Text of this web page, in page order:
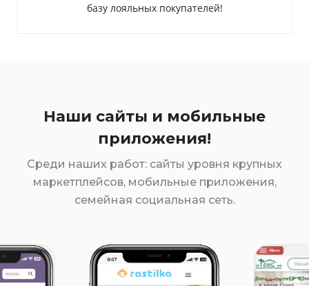
базу лояльных покупателей!
Наши сайты и мобильные
приложения!
Среди наших работ: сайты уровня крупных
маркетплейсов, мобильные приложения,
семейная социальная сеть.